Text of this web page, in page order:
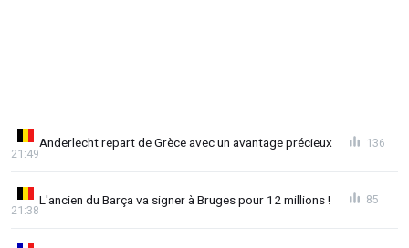
Anderlecht repart de Grèce avec un avantage précieux
21:49
136
L'ancien du Barça va signer à Bruges pour 12 millions !
21:38
85